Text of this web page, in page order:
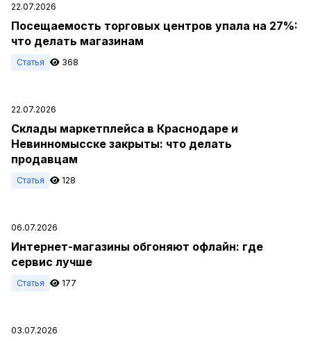
22.07.2026
Посещаемость торговых центров упала на 27%:
что делать магазинам
Статья 368
22.07.2026
Склады маркетплейса в Краснодаре и
Невинномысске закрыты: что делать
продавцам
Статья 128
06.07.2026
Интернет-магазины обгоняют офлайн: где
сервис лучше
Статья 177
03.07.2026